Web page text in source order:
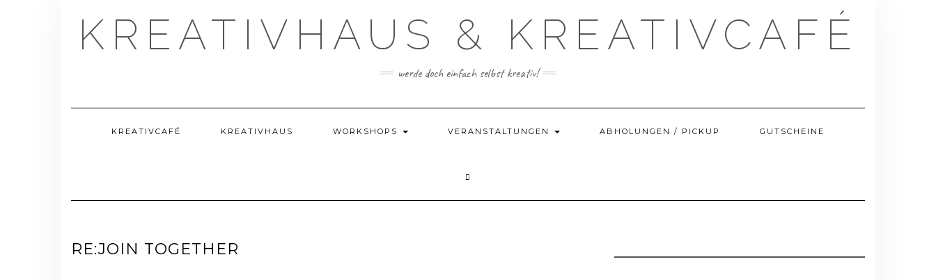
KREATIVHAUS & KREATIVCAFÉ
werde doch einfach selbst kreativ!
KREATIVCAFÉ KREATIVHAUS WORKSHOPS VERANSTALTUNGEN ABHOLUNGEN / PICKUP GUTSCHEINE
RE:JOIN TOGETHER